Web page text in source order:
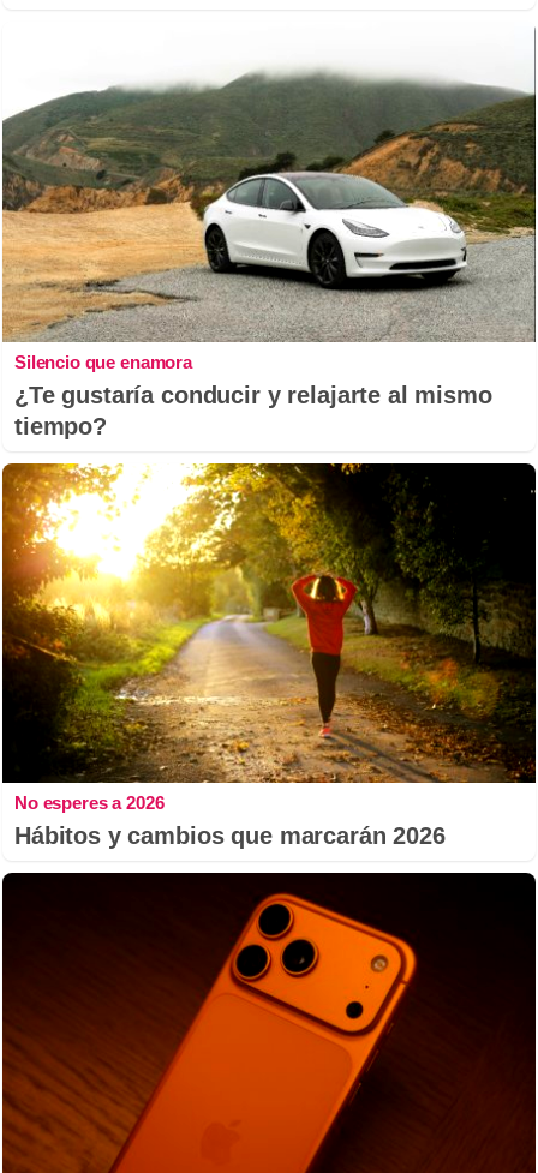
Silencio que enamora
¿Te gustaría conducir y relajarte al mismo
tiempo?
No esperes a 2026
Hábitos y cambios que marcarán 2026